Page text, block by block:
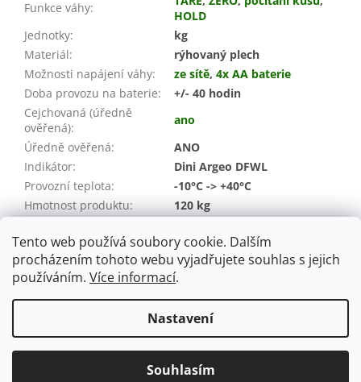
Tento web používá soubory cookie. Dalším
procházením tohoto webu vyjadřujete souhlas s jejich
používáním. Více informací.
Nastavení
Souhlasím
Funkce váhy:
HOLD
Jednotky:
kg
Materiál:
rýhovaný plech
Možnosti napájení váhy: ze sítě, 4x AA baterie
Doba provozu na baterie:
+/- 40 hodin
Cejchovaná (úředně
ověřená):
ano
Úředně ověřená:
ANO
Indikátor:
Dini Argeo DFWL
Provozní teplota:
-10°C -> +40°C
Hmotnost produktu:
120 kg
Záruka: 24 měsíců (spotřebitel / IČO)
Vytvořil Shoptet
ST Shop. Všechna práva vyhrazena.